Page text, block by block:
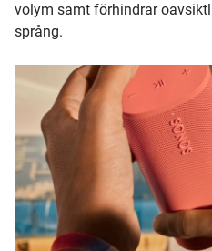
volym samt förhindrar
språng.